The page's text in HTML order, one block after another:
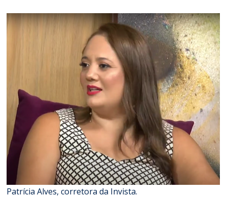
Patrícia Alves, corretora da Invista.